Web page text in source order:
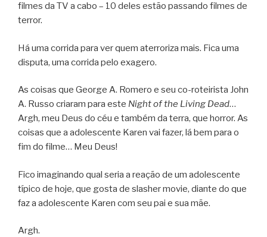
filmes da TV a cabo – 10 deles estão passando filmes de
terror.
Há uma corrida para ver quem aterroriza mais. Fica uma
disputa, uma corrida pelo exagero.
As coisas que George A. Romero e seu co-roteirista John
A. Russo criaram para este Night of the Living Dead…
Argh, meu Deus do céu e também da terra, que horror. As
coisas que a adolescente Karen vai fazer, lá bem para o
fim do filme… Meu Deus!
Fico imaginando qual seria a reação de um adolescente
típico de hoje, que gosta de slasher movie, diante do que
faz a adolescente Karen com seu pai e sua mãe.
Argh.